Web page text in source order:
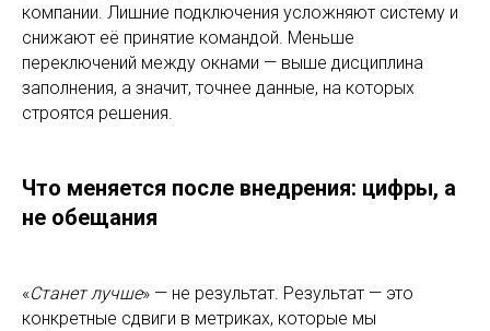
компании. Лишние подключения усложняют систему и
снижают её принятие командой. Меньше
переключений между окнами — выше дисциплина
заполнения, а значит, точнее данные, на которых
строятся решения.
Что меняется после внедрения: цифры, а
не обещания
«Станет лучше» — не результат. Результат — это
конкретные сдвиги в метриках, которые мы